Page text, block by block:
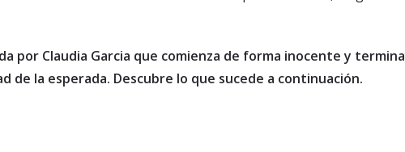
por Claudia Garcia que comienza de forma inocente y termina
de la esperada. Descubre lo que sucede a continuación.